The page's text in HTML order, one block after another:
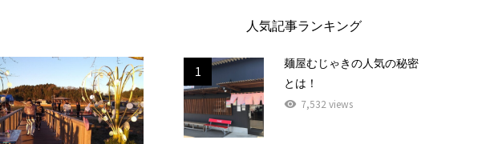
人気記事ランキング
1
麺屋むじゃきの人気の秘密
とは！
7,532 views